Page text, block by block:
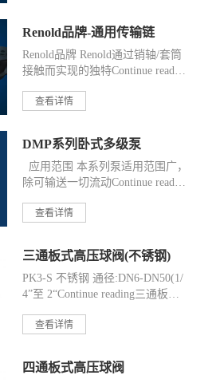
Renold品牌-通用传输链
Renold品牌 Renold通过销轴/套筒
接触而实现的独特Continue readin
查看详情
DMP系列卧式多级泵
应用范围 本系列泵适用范围广，
除可输送一切流动Continue readin
查看详情
三通板式高压球阀(不锈钢)
PK3-S 不锈钢 通径:DN6-DN50(1/
4”至 2“Continue reading三通板式
查看详情
四通板式高压球阀